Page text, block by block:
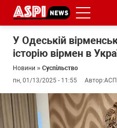
У Одеській
історію вірмен в
Новини » Суспільство
пн, 01/13/2025 - 11:55
Автор:
#ООС
#боротьба
#ДФС